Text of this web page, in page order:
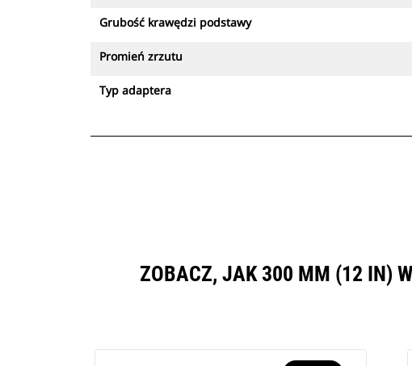
Grubość krawędzi podstawy
Promień zrzutu
Typ adaptera
ZOBACZ, JAK 300 MM (12 IN)